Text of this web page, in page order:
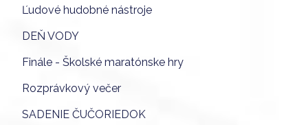
Ľudové hudobné nástroje
DEŇ VODY
Finále - Školské maratónske hry
Rozprávkový večer
SADENIE ČUČORIEDOK